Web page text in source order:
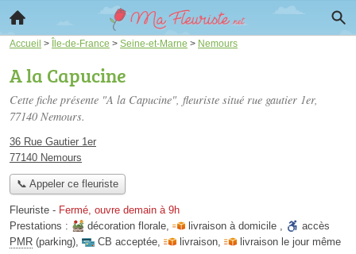
Accueil > Île-de-France > Seine-et-Marne > Nemours
A la Capucine
Cette fiche présente "A la Capucine", fleuriste situé rue gautier 1er,
77140 Nemours.
36 Rue Gautier 1er
77140 Nemours
📞 Appeler ce fleuriste
Fleuriste - Fermé, ouvre demain à 9h
Prestations :
décoration florale, livraison à domicile ,
accès
PMR (parking), CB acceptée, livraison,
livraison le jour même